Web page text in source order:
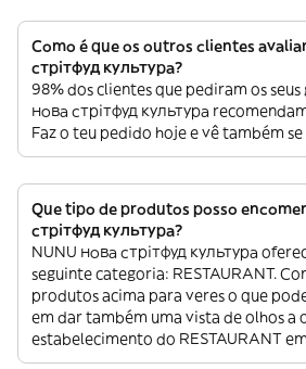
Como é que os outros clientes
стрітфуд культура?
98% dos clientes que pediram os
нова стрітфуд культура
Faz o teu pedido hoje e vê também se
Que tipo de produtos posso
стрітфуд культура?
NUNU нова стрітфуд культура
seguinte categoria: RESTAURANT.
produtos acima para veres o que
em dar também uma vista de olhos a
estabelecimento do RESTAURANT